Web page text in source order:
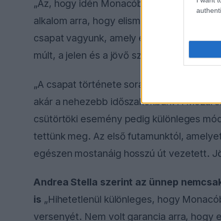
„Az, hogy idén Monacóban állhatunk
alkalom arra, hogy elismerjük a
csapat vagyunk, amely eléri ezt a
múlt, a jelen és a jövő szempontjából is.”
„A csapat története során mindig
akár a nehezebb időszakokban. A
csütörtöki esemény pedig különleges
tettünk meg. Az első futamunktól,
egészen mostanáig hosszú út vezetett.
Andrea Stella szerint az ünnep
is „Hihetetlenül különleges, hogy
versenyét. Nem volt garancia arra, hogy